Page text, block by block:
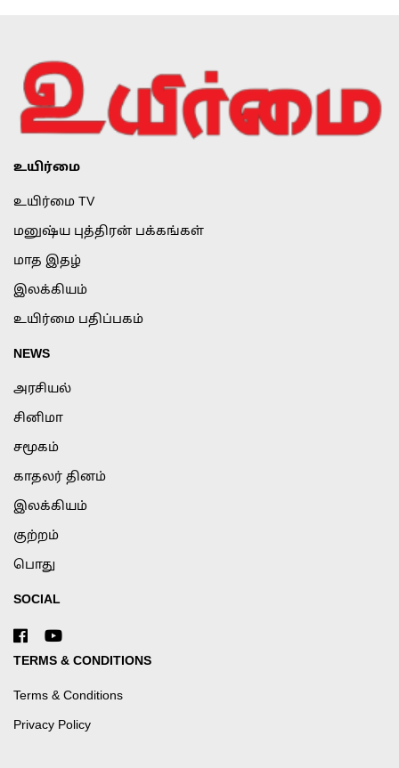
உயிர்மை
உயிர்மை TV
மனுஷ்ய புத்திரன் பக்கங்கள்
மாத இதழ்
இலக்கியம்
உயிர்மை பதிப்பகம்
NEWS
அரசியல்
சினிமா
சமூகம்
காதலர் தினம்
இலக்கியம்
குற்றம்
பொது
SOCIAL
TERMS & CONDITIONS
Terms & Conditions
Privacy Policy